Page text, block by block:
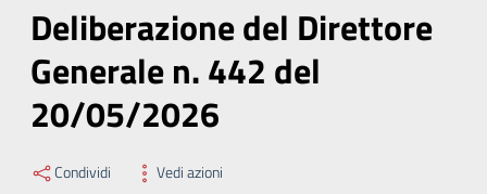
Deliberazione del Direttore
Generale n. 442 del
20/05/2026
Condividi Vedi azioni